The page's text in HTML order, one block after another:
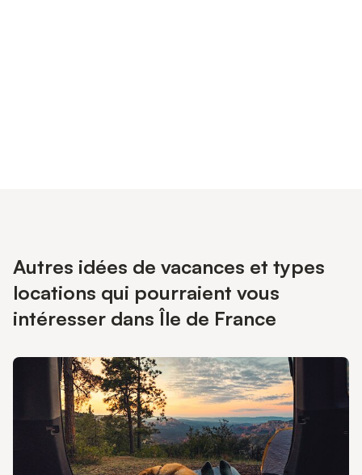
Autres idées de vacances et types
locations qui pourraient vous
intéresser dans Île de France